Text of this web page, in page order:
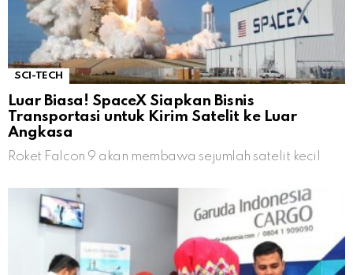
SCI-TECH
Luar Biasa! SpaceX Siapkan Bisnis
Transportasi untuk Kirim Satelit ke Luar
Angkasa
Roket Falcon 9 akan membawa sejumlah satelit kecil